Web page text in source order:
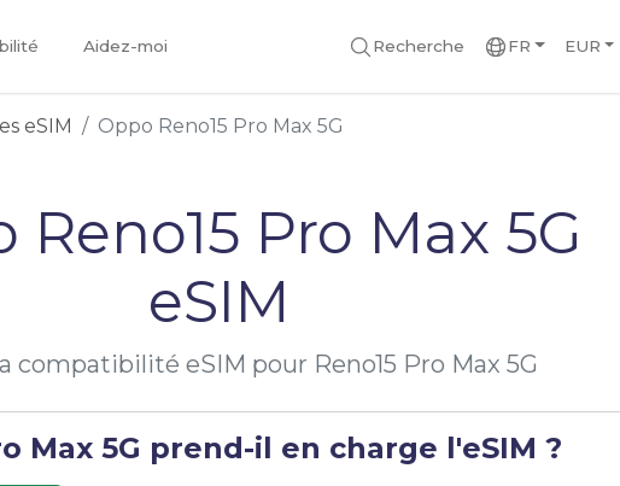
Aidez-moi Recherche FR EUR
eSIM Oppo Reno15 Pro Max 5G
Reno15 Pro Max 5G
eSIM
compatibilité eSIM pour Reno15 Pro Max 5G
Max 5G prend-il en charge l'eSIM ?